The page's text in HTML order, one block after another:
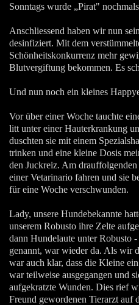
Sonntags wurde „Pirat"
Anschliessend haben wir nun
desinfiziert. Mit dem
Schönheitskonkurrenz mehr
Blutvergiftung bekommen. Es
Und nun noch ein kleines
Vor über einer Woche tauchte
litt unter einer Hauterkrankung
duschten sie mit einem
trinken und eine kleine Dosis
den Juckreiz. Am
einer Vetarinario fahren und sie
für eine Woche verschwunden.
Lady, unsere Hundebekannte
unserem Robusto ihre Zelte
dann Hundelaute unter Robusto
genannt, war wieder da. Als wir
war auch klar, dass die Kleine
war teilweise ausgegangen und
aufgekratzte Wunden. Dies rief
Freund gewordenen Tierarzt auf